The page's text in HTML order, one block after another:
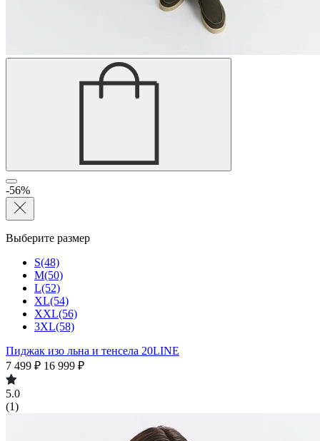
-56%
Выберите размер
S(48)
M(50)
L(52)
XL(54)
XXL(56)
3XL(58)
Пиджак изо льна и тенсела 20LINE
7 499 ₽ 16 999 ₽
5.0
(1)